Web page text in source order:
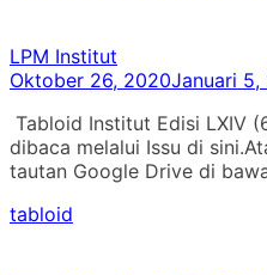
LPM Institut
Oktober 26, 2020Januari 5,
Tabloid Institut Edisi LXIV
dibaca melalui Issu di
tautan Google Drive di
tabloid